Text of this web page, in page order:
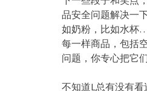
品安全问题解决一
如奶粉，比如水杯
每一样商品，包括
问题，你专心把它
不知道L总有没有